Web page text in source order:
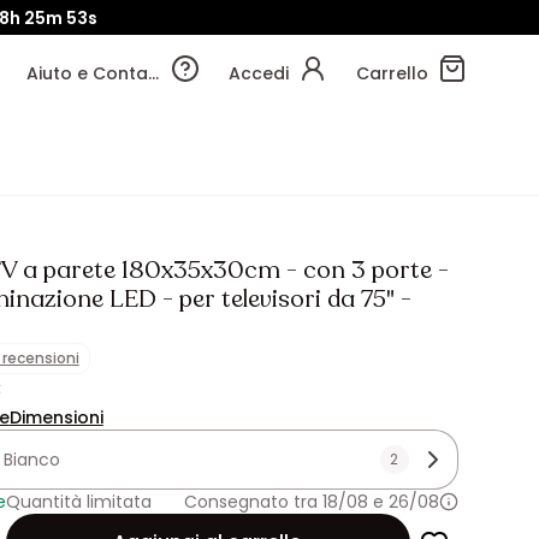
25m 51s
Aiuto e Contatti Accedi Carrello
a parete 180x35x30cm - con 3 porte -
LED - per televisori da 75" -
recensioni
Dimensioni
Bianco 2
Quantità limitata
Consegnato tra 18/08 e 26/08